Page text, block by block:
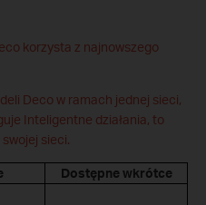
korzysta z najnowszego
Deco w ramach jednej sieci,
Inteligentne działania, to
sieci.
Dostępne wkrótce